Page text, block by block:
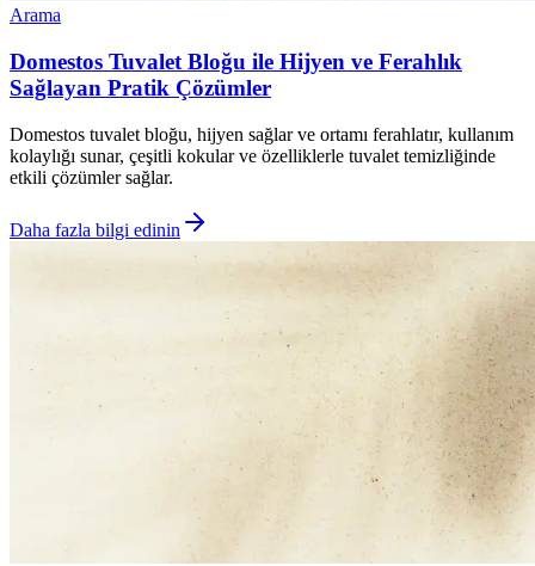
Arama
Domestos Tuvalet Bloğu ile Hijyen ve Ferahlık
Sağlayan Pratik Çözümler
Domestos tuvalet bloğu, hijyen sağlar ve ortamı ferahlatır, kullanım
kolaylığı sunar, çeşitli kokular ve özelliklerle tuvalet temizliğinde
etkili çözümler sağlar.
Daha fazla bilgi edinin